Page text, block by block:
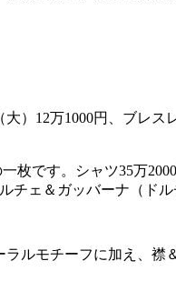
です。シャツ35万
チェ＆ガッバーナ（ド
ルモチーフに加え、襟